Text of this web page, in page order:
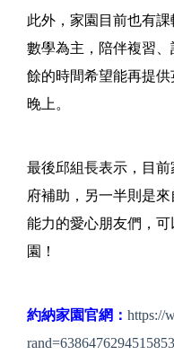
此外，家園目前也有
數學為主，陪伴複習
餘的時間希望能再提
晚上。
最後邱組長表示，目
府補助，另一半則是
能力的愛心朋友們，
園！
約納家園官網： https://